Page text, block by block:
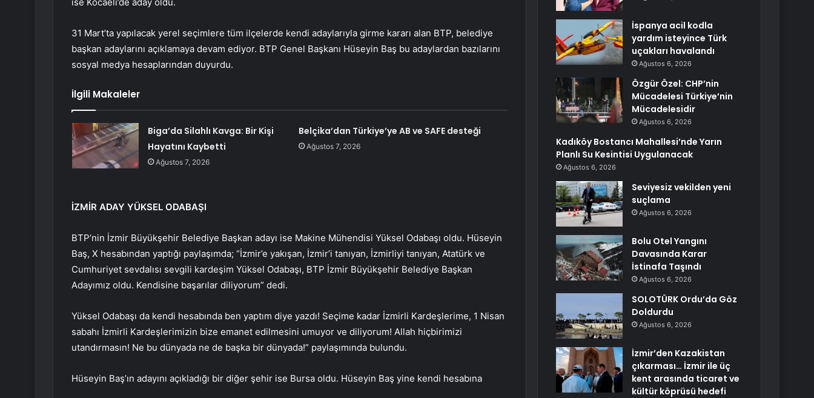
31 Mart’ta yapılacak yerel seçimlere tüm ilçelerde kendi adaylarıyla girme kararı alan BTP, belediye
başkan adaylarını açıklamaya devam ediyor. BTP Genel Başkanı Hüseyin Baş bu adaylardan bazılarını
sosyal medya hesaplarından duyurdu.
İlgili Makaleler
Biga’da Silahlı Kavga: Bir Kişi
Hayatını Kaybetti
Ağustos 7, 2026
Belçika’dan Türkiye’ye AB ve SAFE desteği
Ağustos 7, 2026
İZMİR ADAY YÜKSEL ODABAŞI
BTP’nin İzmir Büyükşehir Belediye Başkan adayı ise Makine Mühendisi Yüksel Odabaşı oldu. Hüseyin
Baş, X hesabından yaptığı paylaşımda; “İzmir’e yakışan, İzmir’i tanıyan, İzmirliyi tanıyan, Atatürk ve
Cumhuriyet sevdalısı sevgili kardeşim Yüksel Odabaşı, BTP İzmir Büyükşehir Belediye Başkan
Adayımız oldu. Kendisine başarılar diliyorum” dedi.
Yüksel Odabaşı da kendi hesabında ben yaptım diye yazdı! Seçime kadar İzmirli Kardeşlerime, 1 Nisan
sabahı İzmirli Kardeşlerimizin bize emanet edilmesini umuyor ve diliyorum! Allah hiçbirimizi
utandırmasın! Ne bu dünyada ne de başka bir dünyada!” paylaşımında bulundu.
Hüseyin Baş’ın adayını açıkladığı bir diğer şehir ise Bursa oldu. Hüseyin Baş yine kendi hesabına
İspanya acil kodla
yardım isteyince Türk
uçakları havalandı
Ağustos 6, 2026
Özgür Özel: CHP’nin
Mücadelesi Türkiye’nin
Mücadelesidir
Ağustos 6, 2026
Kadıköy Bostancı Mahallesi’nde Yarın
Planlı Su Kesintisi Uygulanacak
Ağustos 6, 2026
Seviyesiz vekilden yeni
suçlama
Ağustos 6, 2026
Bolu Otel Yangını
Davasında Karar
İstinafa Taşındı
Ağustos 6, 2026
SOLOTÜRK Ordu’da Göz
Doldurdu
Ağustos 6, 2026
İzmir’den Kazakistan
çıkarması… İzmir ile üç
kent arasında ticaret ve
kültür köprüsü hedefi